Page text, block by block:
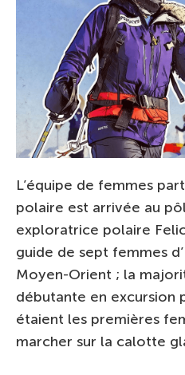
L’équipe de femmes
polaire est arrivée au
exploratrice polaire
guide de sept femmes
Moyen-Orient ; la
débutante en excursion
étaient les premières
marcher sur la calotte